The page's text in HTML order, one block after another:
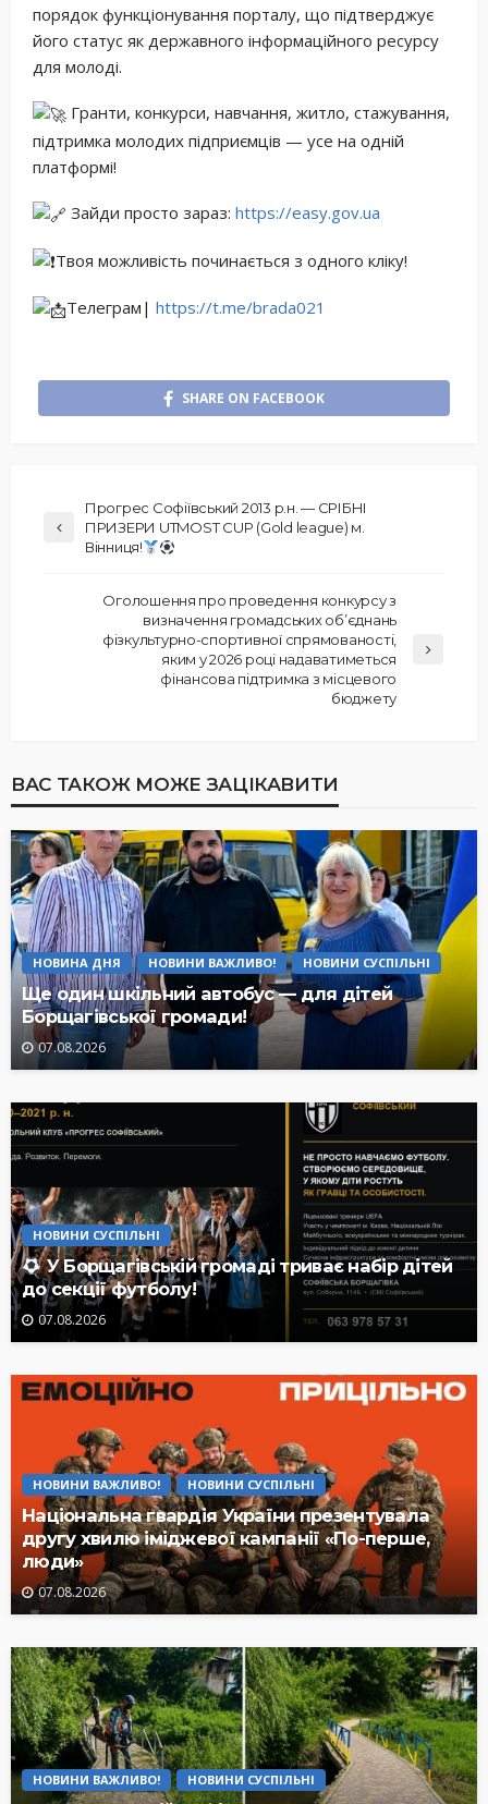
порядок функціонування порталу, що підтверджує
його статус як державного інформаційного ресурсу
для молоді.
Гранти, конкурси, навчання, житло, стажування,
підтримка молодих підприємців — усе на одній
платформі!
Зайди просто зараз: https://easy.gov.ua
Твоя можливість починається з одного кліку!
Телеграм| https://t.me/brada021
SHARE ON FACEBOOK
Прогрес Софіївський 2013 р.н. — СРІБНІ
ПРИЗЕРИ UTMOST CUP (Gold league) м.
Вінниця!
Оголошення про проведення конкурсу з
визначення громадських об’єднань
фізкультурно-спортивної спрямованості,
яким у 2026 році надаватиметься
фінансова підтримка з місцевого
бюджету
ВАС ТАКОЖ МОЖЕ ЗАЦІКАВИТИ
НОВИНА ДНЯ НОВИНИ ВАЖЛИВО! НОВИНИ СУСПІЛЬНІ
Ще один шкільний автобус — для дітей
Борщагівської громади!
07.08.2026
НОВИНИ СУСПІЛЬНІ
У Борщагівській громаді триває набір дітей
до секції футболу!
07.08.2026
НОВИНИ ВАЖЛИВО! НОВИНИ СУСПІЛЬНІ
Національна гвардія України презентувала
другу хвилю іміджевої кампанії «По-перше,
люди»
07.08.2026
НОВИНИ ВАЖЛИВО! НОВИНИ СУСПІЛЬНІ